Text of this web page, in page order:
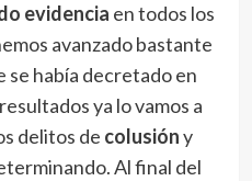
evidencia en todos los
avanzado bastante
se había decretado en
ya lo vamos a
delitos de colusióny
Al final del